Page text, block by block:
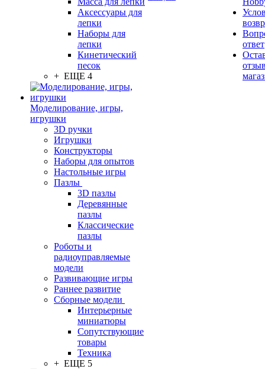
Аксессуары для
лепки
Наборы для
лепки
Кинетический
песок
+ ЕЩЕ 4
Моделирование, игры,
игрушки
3D ручки
Игрушки
Конструкторы
Наборы для опытов
Настольные игры
Пазлы
3D пазлы
Деревянные
пазлы
Классические
пазлы
Роботы и
радиоуправляемые
модели
Развивающие игры
Раннее развитие
Сборные модели
Интерьерные
миниатюры
Сопутствующие
товары
Техника
+ ЕЩЕ 5
ответ